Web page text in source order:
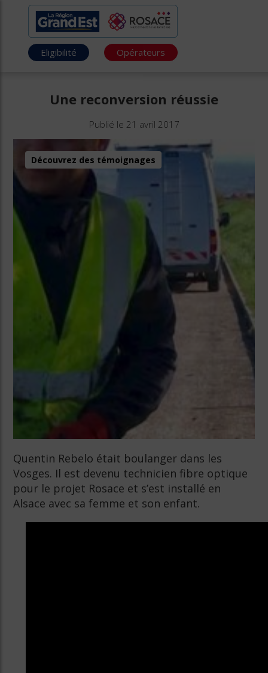
Eligibilité Opérateurs
Une reconversion réussie
Publié le 21 avril 2017
Découvrez des témoignages
Quentin Rebelo était boulanger dans les
Vosges. Il est devenu technicien fibre optique
pour le projet Rosace et s’est installé en
Alsace avec sa femme et son enfant.